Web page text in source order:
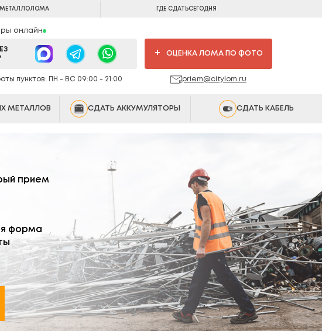
ГДЕ СДАТЬСЕГОДНЯ
онлайн
пунктов: ПН - ВС 09:00 - 21:00
+ ОЦЕНКА ЛОМА ПО ФОТО
priem@citylom.ru
МЕТАЛЛОВ СДАТЬ АККУМУЛЯТОРЫ СДАТЬ КАБЕЛЬ
прием
форма